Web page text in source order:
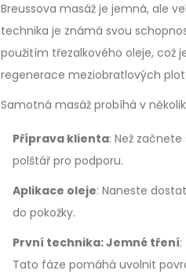
Breussova masáž je jemná, ale
technika je známá svou
použitím třezalkového oleje, což
regenerace meziobratlových
Samotná masáž probíhá v
Příprava klienta: Než
polštář pro podporu.
Aplikace oleje: Naneste
do pokožky.
První technika: Jemné tření
Tato fáze pomáhá uvolnit